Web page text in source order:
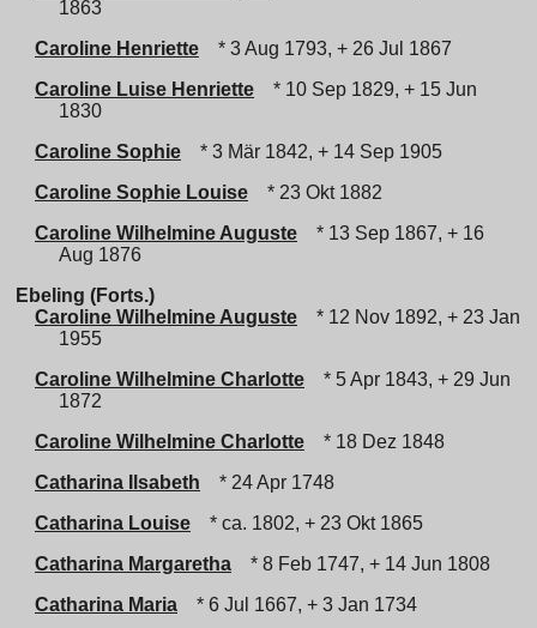
1863
Caroline Henriette
* 3 Aug 1793, + 26 Jul 1867
Caroline Luise Henriette
* 10 Sep 1829, + 15 Jun
1830
Caroline Sophie
* 3 Mär 1842, + 14 Sep 1905
Caroline Sophie Louise
* 23 Okt 1882
Caroline Wilhelmine Auguste
* 13 Sep 1867, + 16
Aug 1876
Ebeling (Forts.)
Caroline Wilhelmine Auguste
* 12 Nov 1892, + 23 Jan
1955
Caroline Wilhelmine Charlotte
* 5 Apr 1843, + 29 Jun
1872
Caroline Wilhelmine Charlotte
* 18 Dez 1848
Catharina Ilsabeth
* 24 Apr 1748
Catharina Louise
* ca. 1802, + 23 Okt 1865
Catharina Margaretha
* 8 Feb 1747, + 14 Jun 1808
Catharina Maria
* 6 Jul 1667, + 3 Jan 1734